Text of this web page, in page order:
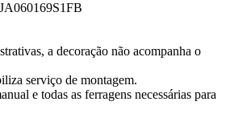
a decoração não acompanha o
serviço de montagem.
e todas as ferragens necessárias para